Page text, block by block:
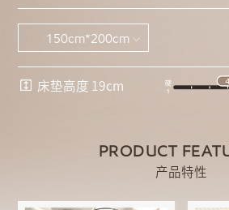
床垫高度 19cm
PRODUCT
产品特性